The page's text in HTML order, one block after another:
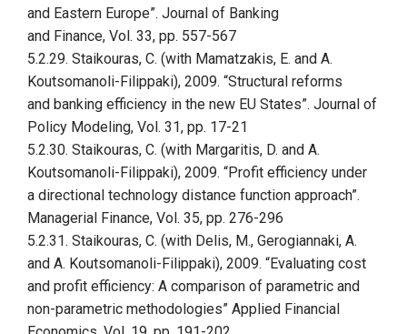
and Eastern Europe”. Journal of Banking
and Finance, Vol. 33, pp. 557-567
5.2.29. Staikouras, C. (with Mamatzakis, E. and A.
Koutsomanoli-Filippaki), 2009. “Structural reforms
and banking efficiency in the new EU States”. Journal of
Policy Modeling, Vol. 31, pp. 17-21
5.2.30. Staikouras, C. (with Margaritis, D. and A.
Koutsomanoli-Filippaki), 2009. “Profit efficiency under
a directional technology distance function approach”.
Managerial Finance, Vol. 35, pp. 276-296
5.2.31. Staikouras, C. (with Delis, M., Gerogiannaki, A.
and A. Koutsomanoli-Filippaki), 2009. “Evaluating cost
and profit efficiency: A comparison of parametric and
non-parametric methodologies” Applied Financial